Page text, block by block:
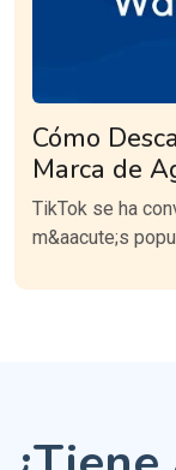
Cómo
Marca de
TikTok se ha
m&aacute;s